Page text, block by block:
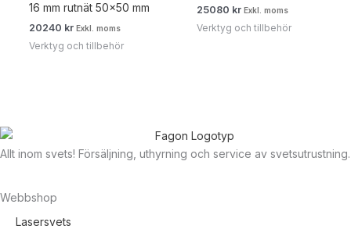
16 mm rutnät 50×50 mm
20240 kr Exkl. moms
Verktyg och tillbehör
25080 kr Exkl. moms
Verktyg och tillbehör
Allt inom svets! Försäljning, uthyrning och service av svetsutrustning.
Webbshop
Lasersvets